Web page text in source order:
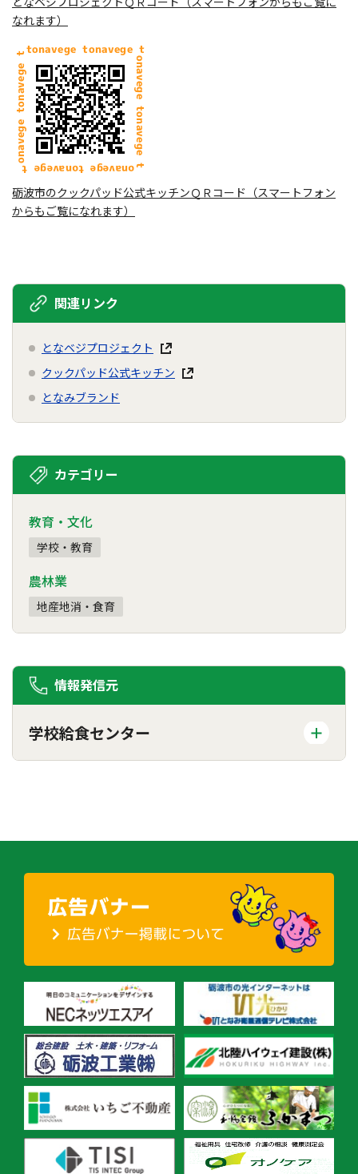
なれます）
砺波市のクックパッド公式キッチンＱＲコード（スマートフォン
からもご覧になれます）
関連リンク
となベジプロジェクト
クックパッド公式キッチン
となみブランド
カテゴリー
教育・文化
学校・教育
農林業
地産地消・食育
情報発信元
学校給食センター